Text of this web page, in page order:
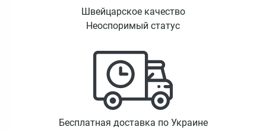
Швейцарское качество
Неоспоримый статус
Бесплатная доставка по Украине